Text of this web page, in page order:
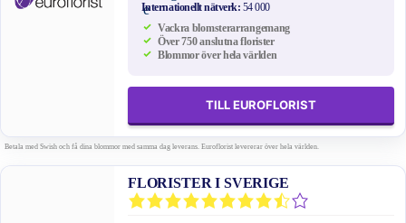
Internationellt nätverk: 54 000
Vackra blomsterarrangemang
Över 750 anslutna florister
Blommor över hela världen
TILL EUROFLORIST
Betala med Swish och få dina blommor med samma dag leverans. Euroflorist levererar över hela världen.
FLORISTER I SVERIGE